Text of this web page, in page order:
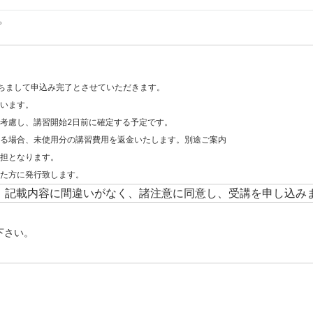
して申込み完了とさせていただきます。
ます。
慮し、講習開始2日前に確定する予定です。
場合、未使用分の講習費用を返金いたします。別途ご案内
となります。
方に発行致します。
の受講料に含まれますが、学科試験や身体検査の費用、免許証発行手数料は含ま
ルの事務において必要な各種手続、ご案内及びご連絡等において利用します。
ません。なお、事務局でカメラ、ビデオ撮影等行う場合があります。
記載内容に間違いがなく、諸注意に同意し、受講を申し込み
い。